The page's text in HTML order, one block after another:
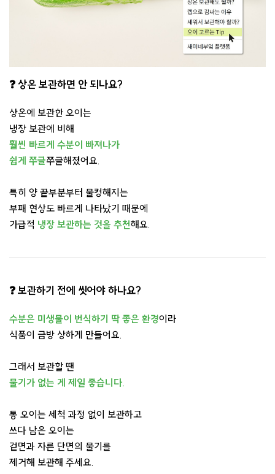
❓ 상온 보관하면 안 되나요?
상온에 보관한 오이는
냉장 보관에 비해
훨씬 빠르게 수분이 빠져나가
쉽게 쭈글쭈글해졌어요.
특히 양 끝부분부터 물컹해지는
부패 현상도 빠르게 나타났기 때문에
가급적 냉장 보관하는 것을 추천해요.
❓ 보관하기 전에 씻어야 하나요?
수분은 미생물이 번식하기 딱 좋은 환경이라
식품이 금방 상하게 만들어요.
그래서 보관할 땐
물기가 없는 게 제일 좋습니다.
통 오이는 세척 과정 없이 보관하고
쓰다 남은 오이는
겉면과 자른 단면의 물기를
제거해 보관해 주세요.